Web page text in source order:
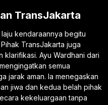
TransJakarta
kendaraannya begitu
TransJakarta juga
klarifikasi. Ayu Wardhani dari
semua
jarak aman. Ia menegaskan
jiwa dan kedua belah pihak
kekeluargaan tanpa